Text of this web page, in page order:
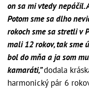
on sa mi vtedy nepáčil.
Potom sme sa dlho
rokoch sme sa stretli v
mali 12 rokov, tak sme
bol do mňa a ja som
kamaráti,”dodala
harmonický pár 6